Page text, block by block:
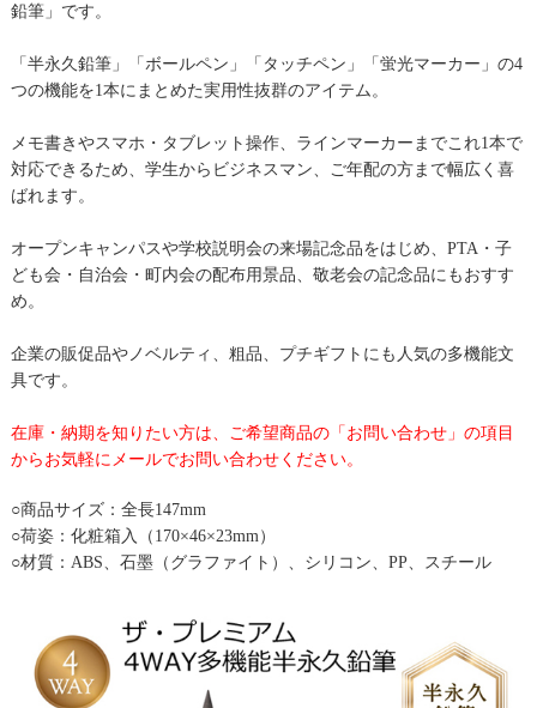
鉛筆」です。
「半永久鉛筆」「ボールペン」「タッチペン」「蛍光マーカー」の4
つの機能を1本にまとめた実用性抜群のアイテム。
メモ書きやスマホ・タブレット操作、ラインマーカーまでこれ1本で
対応できるため、学生からビジネスマン、ご年配の方まで幅広く喜
ばれます。
オープンキャンパスや学校説明会の来場記念品をはじめ、PTA・子
ども会・自治会・町内会の配布用景品、敬老会の記念品にもおすす
め。
企業の販促品やノベルティ、粗品、プチギフトにも人気の多機能文
具です。
在庫・納期を知りたい方は、ご希望商品の「お問い合わせ」の項目
からお気軽にメールでお問い合わせください。
○商品サイズ：全長147mm
○荷姿：化粧箱入（170×46×23mm）
○材質：ABS、石墨（グラファイト）、シリコン、PP、スチール